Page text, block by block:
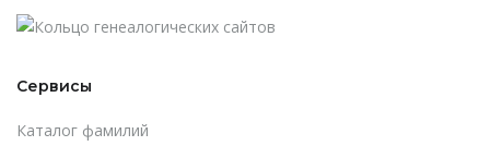
Сервисы
Каталог фамилий